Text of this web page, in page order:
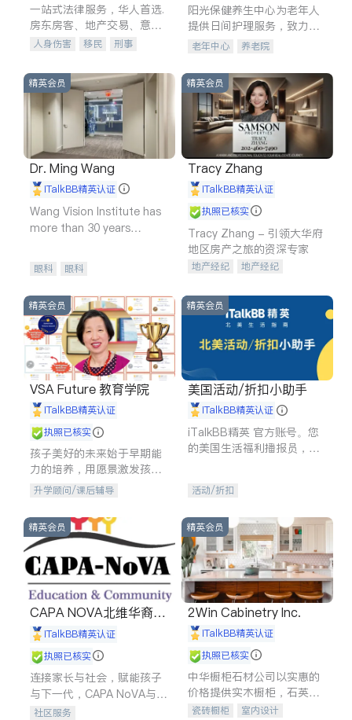
一站式法律服务，华人首选.
房东房客、地产交易、意外
伤害、车祸重伤、商业诉
建筑合同、刑事案件全包办
人身伤害 移民
刑事
信托/遗嘱
商业
商标注册
索赔
律师-其它
阳光保健养生中心为老年人
提供日间护理服务，致力于
通过持续的护理创新来有效
老年中心 养老院
精英会员
Dr. Ming Wang
iTalkBB精英认证
Wang Vision Institute has
more than 30 years
眼科 眼科
精英会员
Tracy Zhang
iTalkBB精英认证
执照已核实
Tracy Zhang - 引领大华府
地区房产之旅的资深专家
地产经纪
地产经纪
商铺租售
精英会员
VSA Future 教育学院
iTalkBB精英认证
执照已核实
孩子美好的未来始于早期能
力的培养，用愿景激发孩子
的学习潜力和动力。理念：
石。
升学顾问/课后辅导
精英会员
美国活动/折扣小助手
iTalkBB精英认证
iTalkBB精英 官方账号。您
的美国生活福利播报员，精
专属福利。
活动/折扣
精英会员
CAPA NOVA北维华裔家
长会iTalkBB精英认证
执照已核实
连接家长与社会，赋能孩子
与下一代，CAPA NoVA与您
携手建设包容、公平、充满
社区服务
精英会员
2Win Cabinetry Inc.
iTalkBB精英认证
执照已核实
中华橱柜石材公司以实惠的
价格提供实木橱柜，石英石
台面，多种优质不锈钢水
瓷砖橱柜
室内设计